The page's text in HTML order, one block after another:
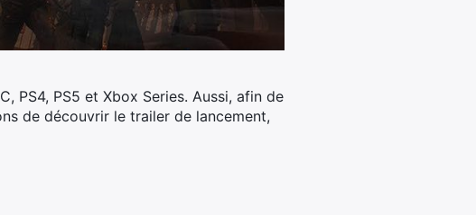
PS4, PS5 et Xbox Series. Aussi, afin de
de découvrir le trailer de lancement,